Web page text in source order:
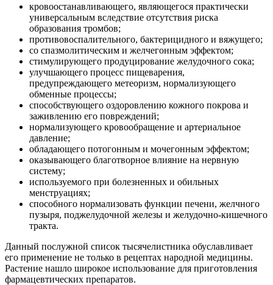
кровоостанавливающего, являющегося практически
универсальным вследствие отсутствия риска
образования тромбов;
противовоспалительного, бактерицидного и вяжущего;
со спазмолитическим и желчегонным эффектом;
стимулирующего продуцирование желудочного сока;
улучшающего процесс пищеварения,
предупреждающего метеоризм, нормализующего
обменные процессы;
способствующего оздоровлению кожного покрова и
заживлению его повреждений;
нормализующего кровообращение и артериальное
давление;
обладающего потогонным и мочегонным эффектом;
оказывающего благотворное влияние на нервную
систему;
используемого при болезненных и обильных
менструациях;
способного нормализовать функции печени, желчного
пузыря, поджелудочной железы и желудочно-кишечного
тракта.
Данный послужной список тысячелистника обуславливает
его применение не только в рецептах народной медицины.
Растение нашло широкое использование для приготовления
фармацевтических препаратов.